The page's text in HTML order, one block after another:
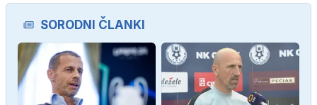
SORODNI ČLANKI